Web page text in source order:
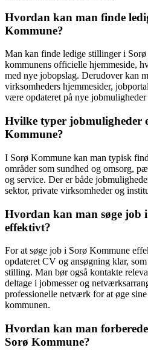
Hvordan kan man finde
Kommune?
Man kan finde ledige stillinger i
kommunens officielle hjemmeside,
med nye jobopslag. Derudover kan
virksomheders hjemmesider,
være opdateret på nye jobmuligheder
Hvilke typer jobmuligheder
Kommune?
I Sorø Kommune kan man typisk
områder som sundhed og omsorg,
og service. Der er både
sektor, private virksomheder og
Hvordan kan man søge job
effektivt?
For at søge job i Sorø Kommune
opdateret CV og ansøgning klar,
stilling. Man bør også kontakte
deltage i jobmesser og
professionelle netværk for at øge
kommunen.
Hvordan kan man
Sorø Kommune?